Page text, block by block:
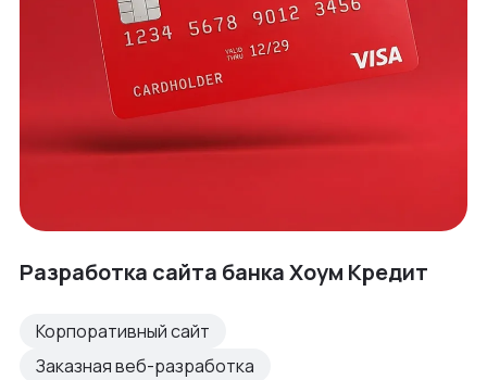
Разработка сайта банка Хоум Кредит
Корпоративный сайт
Заказная веб-разработка